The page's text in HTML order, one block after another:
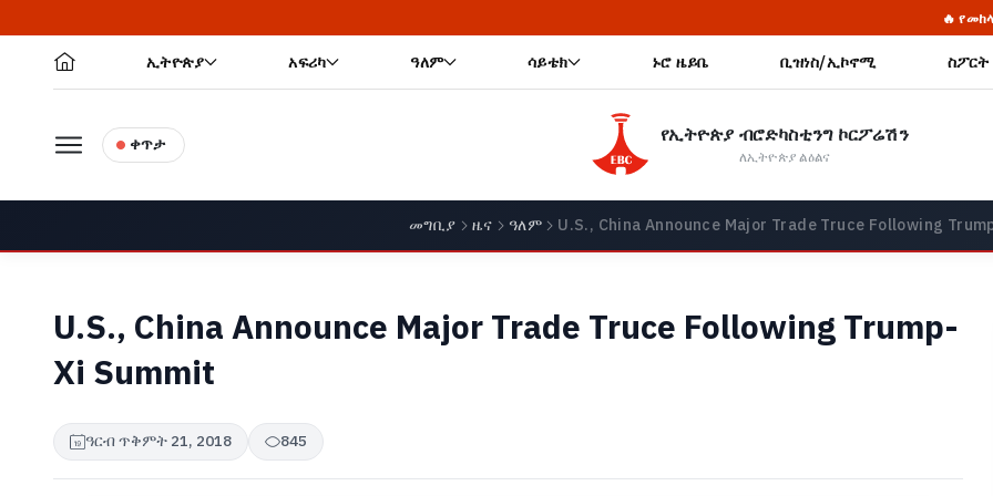
🔥 የመከላከያ ሠራዊት
ኢትዮጵያ አፍሪካ ዓለም ሳይቴክ ኑሮ ዜይቤ ቢዝነስ/ኢኮኖሚ ስፖርት
ቀጥታ የኢትዮጵያ ብሮድካስቲንግ ኮርፖሬሽን
ለኢትዮጵያ ልዕልና
መግቢያ ዜና ዓለም U.S., China Announce Major Trade Truce Following
U.S., China Announce Major Trade Truce Following Trump-
Xi Summit
ዓርብ ጥቅምት 21, 2018 845